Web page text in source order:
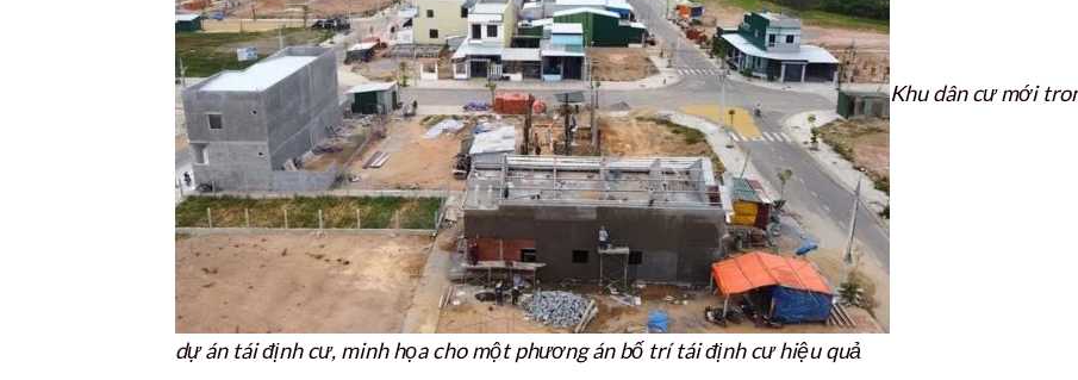
Khu dân cư mới
dự án tái định cư, minh họa cho một phương án bố trí tái định cư hiệu quả